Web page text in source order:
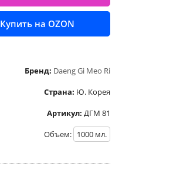
Купить на OZON
Бренд: Daeng Gi Meo Ri
Страна: Ю. Корея
Артикул: ДГМ 81
Объем: 1000 мл.